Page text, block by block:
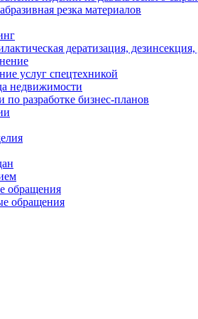
резка материалов
дератизация,
услуг спецтехникой
недвижимости
по разработке бизнес-планов
обращения
обращения